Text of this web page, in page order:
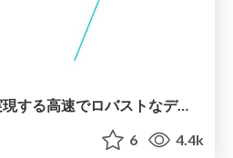
PolarsとPanderaで実現する高速でロバストなデータ処理
6 4.4k